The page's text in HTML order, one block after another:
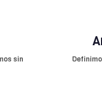
sin